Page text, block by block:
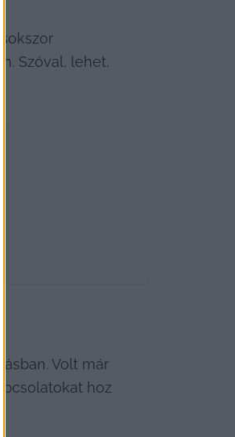
Szóval, lehet,
Volt már
hoz